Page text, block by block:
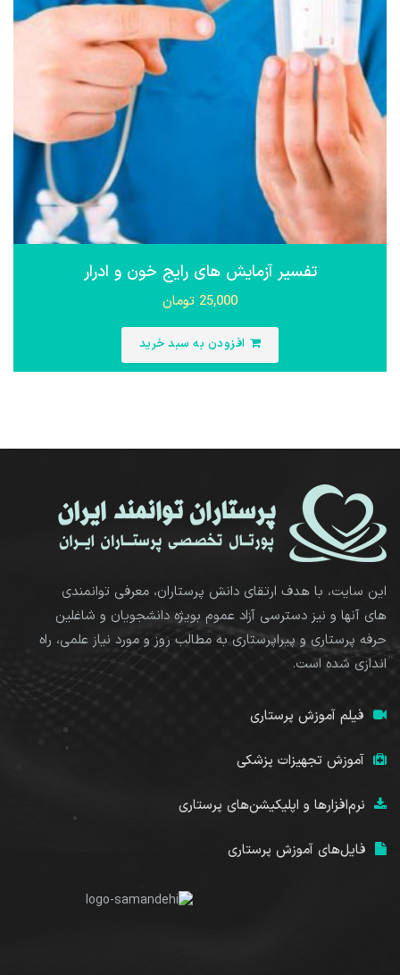
تفسیر آزمایش های رایج خون و ادرار
25,000 تومان
افزودن به سبد خرید
این سایت، با هدف ارتقای دانش پرستاران، معرفی توانمندی
های آنها و نیز دسترسی آزاد عموم بویژه دانشجویان و شاغلین
حرفه پرستاری و پیراپرستاری به مطالب روز و مورد نیاز علمی، راه
اندازی شده است.
فیلم آموزش پرستاری
آموزش تجهیزات پزشکی
نرم‌افزارها و اپلیکیشن‌های پرستاری
فایل‌های آموزش پرستاری